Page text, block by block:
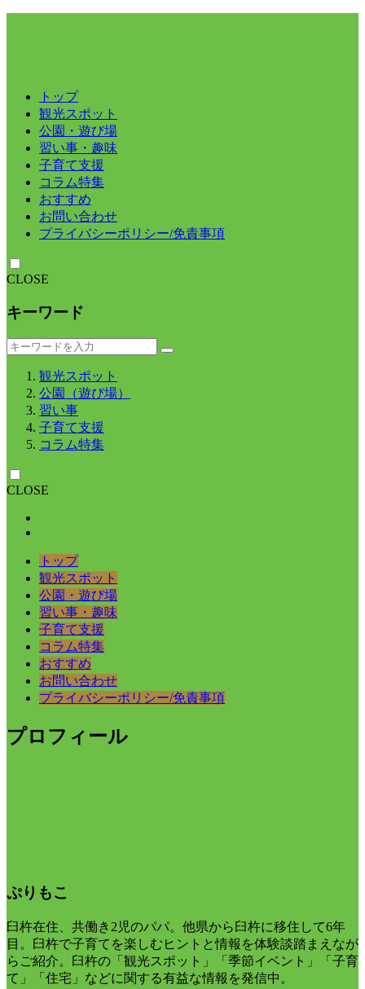
トップ
観光スポット
公園・遊び場
習い事・趣味
子育て支援
コラム特集
おすすめ
お問い合わせ
プライバシーポリシー/免責事項
CLOSE
キーワード
観光スポット
公園（遊び場）
習い事
子育て支援
コラム特集
CLOSE
トップ
観光スポット
公園・遊び場
習い事・趣味
子育て支援
コラム特集
おすすめ
お問い合わせ
プライバシーポリシー/免責事項
プロフィール
ぷりもこ
臼杵在住、共働き2児のパパ。他県から臼杵に移住して6年
目。臼杵で子育てを楽しむヒントと情報を体験談踏まえなが
らご紹介。臼杵の「観光スポット」「季節イベント」「子育
て」「住宅」などに関する有益な情報を発信中。